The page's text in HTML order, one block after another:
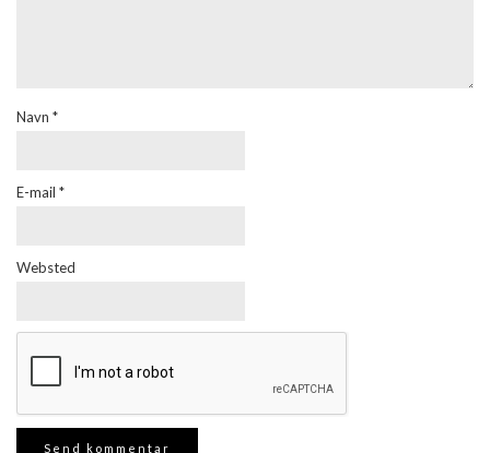
Navn *
E-mail *
Websted